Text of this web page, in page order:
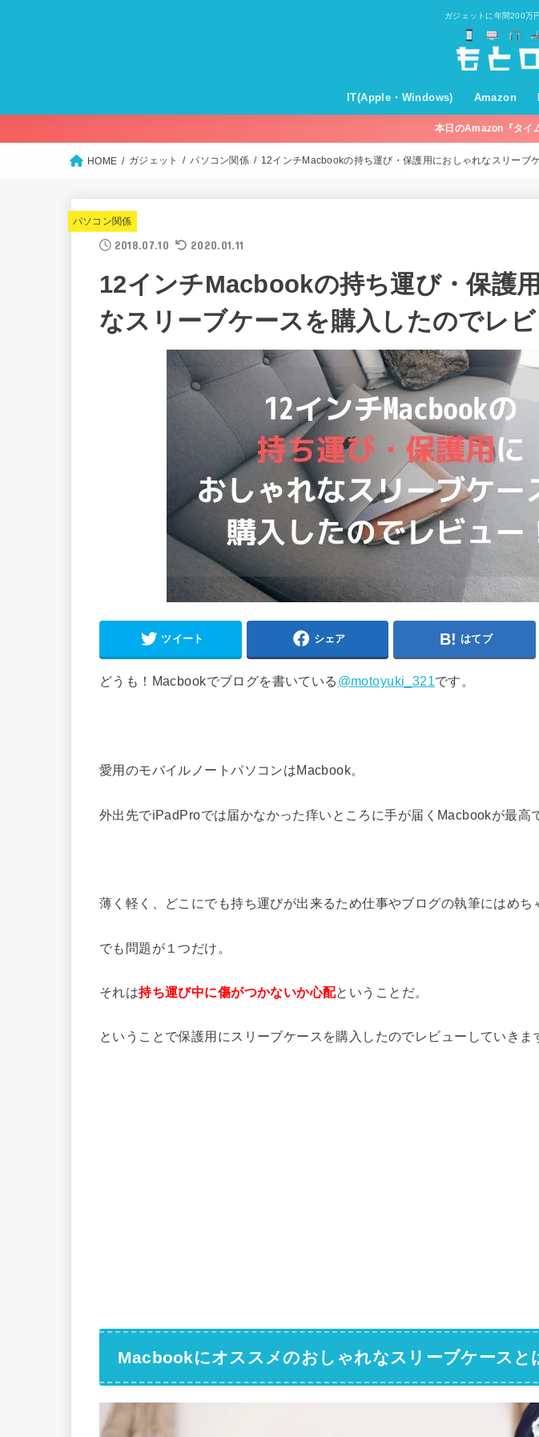
ガジェットに年間200万
IT(Apple・Windows)
iPhone・iPad・iOS
モバイル回線・通信機器
Amazon
プライム会員
プライムビデ
ミュージック
オーディブル
キンドル
Amazonパン
セールやキャ
買ってよかっ
本日のAmazon『タイ
HOME ガジェット パソコン関係 12インチMacbookの持ち運び・保護用におしゃれなスリーブ
パソコン関係
2018.07.10 2020.01.11
12インチMacbookの持ち運び・保護
なスリーブケースを購入したのでレビ
ツイート シェア はてブ
どうも！Macbookでブログを書いている @motoyuki_321です。
愛用のモバイルノートパソコンはMacbook。
外出先でiPadProでは届かなかった痒いところに手が届くMacbookが最高
薄く軽く、どこにでも持ち運びが出来るため仕事やブログの執筆にはめち
でも問題が１つだけ。
それは持ち運び中に傷がつかないか心配ということだ。
ということで保護用にスリーブケースを購入したのでレビューしていきま
Macbookにオススメのおしゃれなスリーブケースと